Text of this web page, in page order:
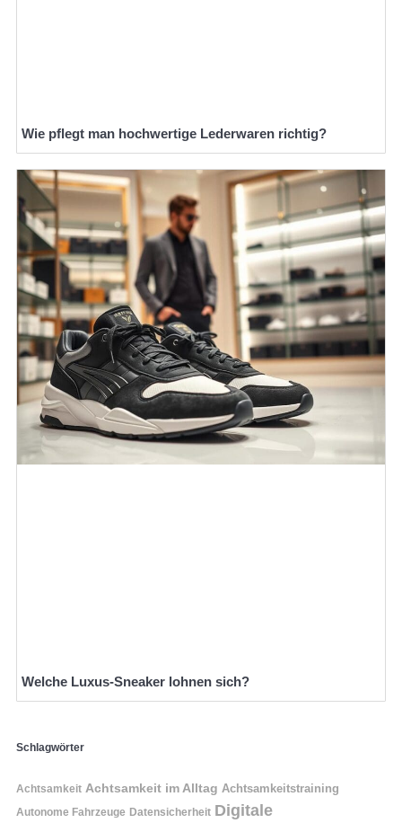
Wie pflegt man hochwertige Lederwaren richtig?
Welche Luxus-Sneaker lohnen sich?
Schlagwörter
Achtsamkeit Achtsamkeit im Alltag Achtsamkeitstraining
Autonome Fahrzeuge Datensicherheit Digitale